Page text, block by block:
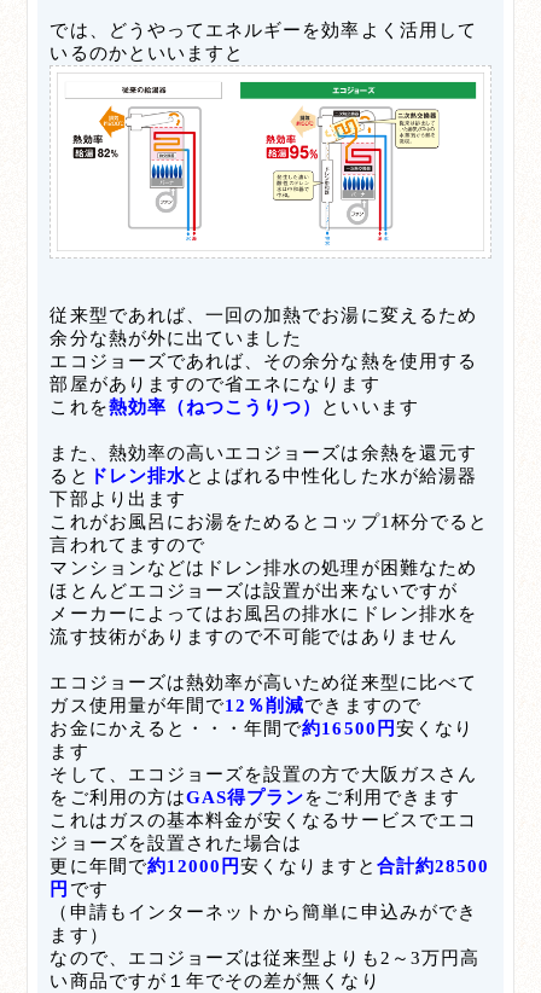
では、どうやってエネルギーを効率よく活用して
いるのかといいますと
従来型であれば、一回の加熱でお湯に変えるため
余分な熱が外に出ていました
エコジョーズであれば、その余分な熱を使用する
部屋がありますので省エネになります
これを熱効率（ねつこうりつ） といいます
また、熱効率の高いエコジョーズは余熱を還元す
ると
ドレン排水とよばれる中性化した水が給湯器
下部より出ます
これがお風呂にお湯をためるとコップ1杯分でると
言われてますので
マンションなどはドレン排水の処理が困難なため
ほとんどエコジョーズは設置が出来ないですが
メーカーによってはお風呂の排水にドレン排水を
流す技術がありますので不可能ではありません
エコジョーズは熱効率が高いため従来型に比べて
ガス使用量が年間で12％削減できますので
お金にかえると・・・年間で約16500円安くなり
ます
そして、エコジョーズを設置の方で大阪ガスさん
をご利用の方はGAS得プランをご利用できます
これはガスの基本料金が安くなるサービスでエコ
ジョーズを設置された場合は
更に年間で約12000円安くなりますと 合計約28500
円 です
（申請もインターネットから簡単に申込みができ
ます）
なので、エコジョーズは従来型よりも2～3万円高
い商品ですが１年でその差が無くなり